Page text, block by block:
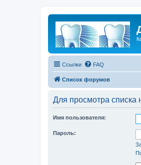
Ссылки FAQ
Список форумов
Для просмотра
Имя пользователя:
Пароль: